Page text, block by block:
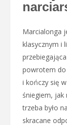
Marcialonga
klasycznym i
powrotem do
i kończy się
śniegiem, jak
trzeba było
skracane